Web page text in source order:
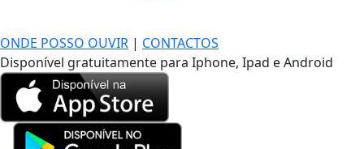
ONDE POSSO OUVIR | CONTACTOS
Disponível gratuitamente para Iphone, Ipad e Android